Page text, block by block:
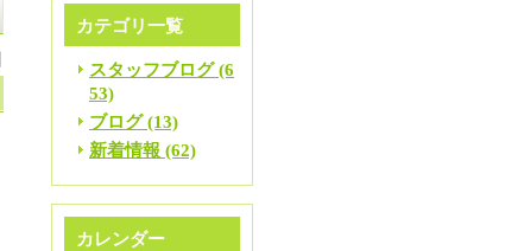
カテゴリ一覧
スタッフブログ (6
53)
ブログ (13)
新着情報 (62)
カレンダー